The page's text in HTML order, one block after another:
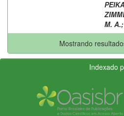
M. A.;
Mostrando
Indexado